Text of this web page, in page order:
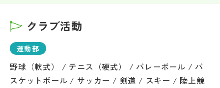
クラブ活動
運動部
野球（軟式） / テニス（硬式） / バレーボール / バ
スケットボール / サッカー / 剣道 / スキー / 陸上競